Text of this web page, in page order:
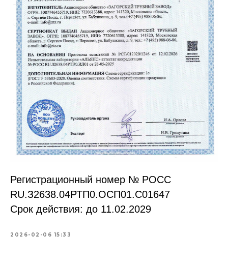
Регистрационный номер № РОСС
RU.З2638.04РТП0.OCП01.С01647
Срок действия: до 11.02.2029
2026-02-06 15:33